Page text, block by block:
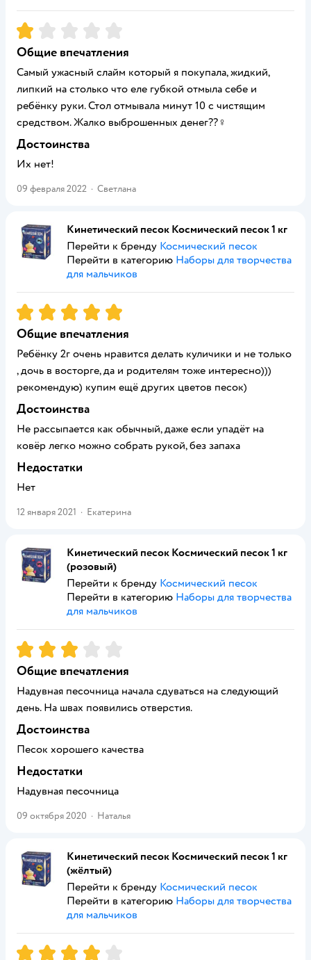
Рейтинг:1
Общие впечатления
Самый ужасный слайм который я покупала, жидкий,
липкий на столько что еле губкой отмыла себе и
ребёнку руки. Стол отмывала минут 10 с чистящим
средством. Жалко выброшенных денег??♀️
Достоинства
Их нет!
09 февраля 2022 · Светлана
Кинетический песок Космический песок 1 кг
Перейти к бренду Космический песок
Перейти в категорию Наборы для творчества
для мальчиков
Рейтинг:5
Общие впечатления
Ребёнку 2г очень нравится делать куличики и не только
, дочь в восторге, да и родителям тоже интересно)))
рекомендую) купим ещё других цветов песок)
Достоинства
Не рассыпается как обычный, даже если упадёт на
ковёр легко можно собрать рукой, без запаха
Недостатки
Нет
12 января 2021 · Екатерина
Кинетический песок Космический песок 1 кг
(розовый)
Перейти к бренду Космический песок
Перейти в категорию Наборы для творчества
для мальчиков
Рейтинг:3
Общие впечатления
Надувная песочница начала сдуваться на следующий
день. На швах появились отверстия.
Достоинства
Песок хорошего качества
Недостатки
Надувная песочница
09 октября 2020 · Наталья
Кинетический песок Космический песок 1 кг
(жёлтый)
Перейти к бренду Космический песок
Перейти в категорию Наборы для творчества
для мальчиков
Рейтинг:4